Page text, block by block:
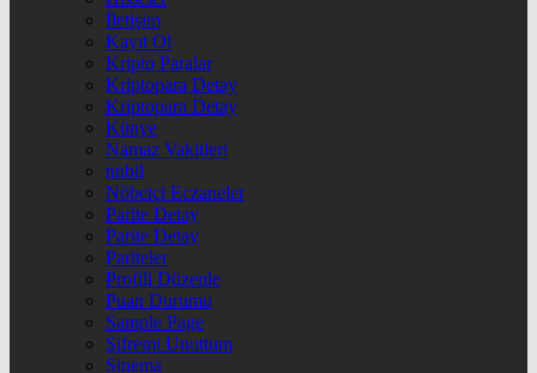
İletişim
Kayıt Ol
Kripto Paralar
Kriptopara Detay
Kriptopara Detay
Künye
Namaz Vakitleri
nnbil
Nöbetçi Eczaneler
Parite Detay
Parite Detay
Pariteler
Profili Düzenle
Puan Durumu
Sample Page
Şifremi Unuttum
Sinema